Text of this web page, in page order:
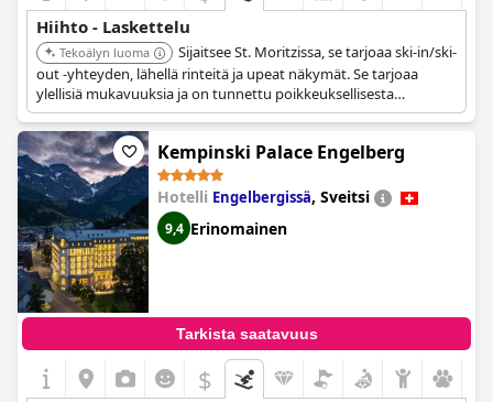
Hiihto - Laskettelu
Tekoälyn luoma
Sijaitsee St. Moritzissa, se tarjoaa ski-in/ski-
out -yhteyden, lähellä rinteitä ja upeat näkymät. Se tarjoaa
ylellisiä mukavuuksia ja on tunnettu poikkeuksellisesta
palvelustaan ja eleganssistaan, mikä tekee siitä huippuvalinnan
hiihdon harrastajille.
Kempinski Palace Engelberg
Hotelli Engelbergissä, Sveitsi
9,4 Erinomainen
Tarkista saatavuus
$